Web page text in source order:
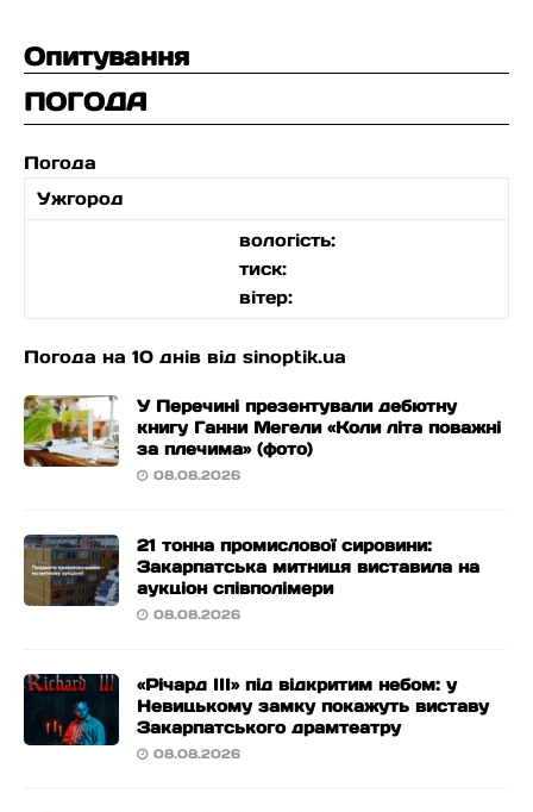
Опитування
ПОГОДА
Погода
Ужгород
вологість:
тиск:
вітер:
Погода на 10 днів від sinoptik.ua
У Перечині презентували дебютну
книгу Ганни Мегели «Коли літа поважні
за плечима» (фото)
08.08.2026
21 тонна промислової сировини:
Закарпатська митниця виставила на
аукціон співполімери
08.08.2026
«Річард ІІІ» під відкритим небом: у
Невицькому замку покажуть виставу
Закарпатського драмтеатру
08.08.2026